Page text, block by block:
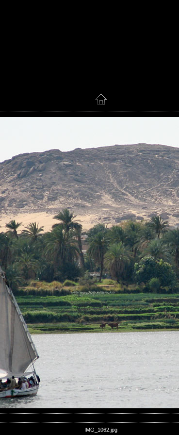
IMG_1062.jpg